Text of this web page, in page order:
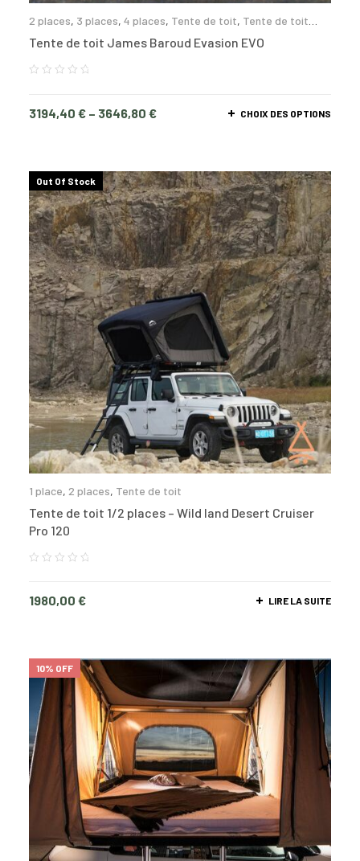
2 places, 3 places, 4 places, Tente de toit, Tente de toit
Tente de toit James Baroud Evasion EVO
3194,40 € – 3646,80 € CHOIX DES OPTIONS
Out Of Stock
1 place, 2 places, Tente de toit
Tente de toit 1/2 places – Wild land Desert Cruiser
Pro 120
1980,00 € LIRE LA SUITE
10% OFF